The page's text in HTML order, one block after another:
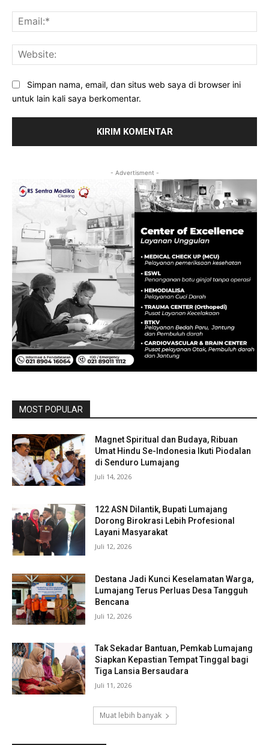
Simpan nama, email, dan situs web saya di browser ini
untuk lain kali saya berkomentar.
- Advertisment -
MOST POPULAR
Magnet Spiritual dan Budaya, Ribuan
Umat Hindu Se-Indonesia Ikuti Piodalan
di Senduro Lumajang
Juli 14, 2026
122 ASN Dilantik, Bupati Lumajang
Dorong Birokrasi Lebih Profesional
Layani Masyarakat
Juli 12, 2026
Destana Jadi Kunci Keselamatan Warga,
Lumajang Terus Perluas Desa Tangguh
Bencana
Juli 12, 2026
Tak Sekadar Bantuan, Pemkab Lumajang
Siapkan Kepastian Tempat Tinggal bagi
Tiga Lansia Bersaudara
Juli 11, 2026
Muat lebih banyak